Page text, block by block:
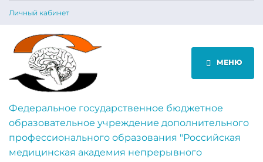
Личный кабинет
МЕНЮ
Федеральное государственное бюджетное
образовательное учреждение дополнительного
профессионального образования "Российская
медицинская академия непрерывного